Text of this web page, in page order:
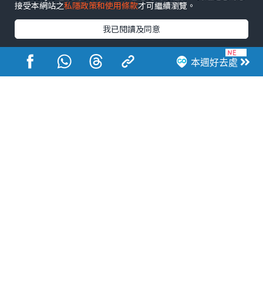
本週好去處
接受本網站之私隱政策和使用條款才可繼續瀏覽。
我已閱讀及同意